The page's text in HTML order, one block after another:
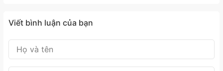
Viết bình luận của bạn